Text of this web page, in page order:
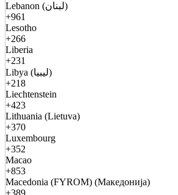
Lebanon (لبنان)
+961
Lesotho
+266
Liberia
+231
Libya (ليبيا)
+218
Liechtenstein
+423
Lithuania (Lietuva)
+370
Luxembourg
+352
Macao
+853
Macedonia (FYROM) (Македонија)
+389